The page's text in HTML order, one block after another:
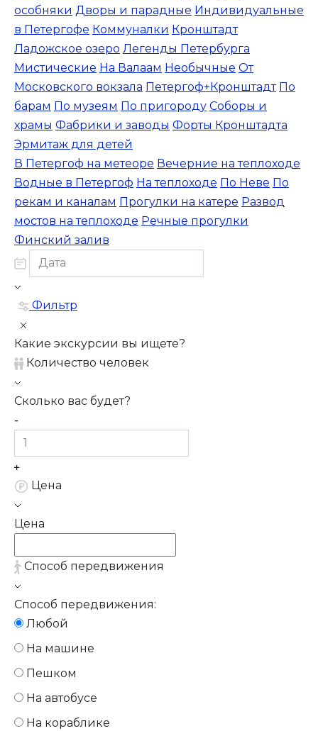
особняки Дворы и парадные Индивидуальные
в Петергофе Коммуналки Кронштадт
Ладожское озеро Легенды Петербурга
Мистические На Валаам Необычные От
Московского вокзала Петергоф+Кронштадт По
барам По музеям По пригороду Соборы и
храмы Фабрики и заводы Форты Кронштадта
Эрмитаж для детей
В Петергоф на метеоре Вечерние на теплоходе
Водные в Петергоф На теплоходе По Неве По
рекам и каналам Прогулки на катере Развод
мостов на теплоходе Речные прогулки
Финский залив
Фильтр
Какие экскурсии вы ищете?
Количество человек
Сколько вас будет?
Цена
Цена
Способ передвижения
Способ передвижения:
Любой
На машине
Пешком
На автобусе
На кораблике